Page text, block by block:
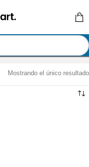
Mostrando el único resultado